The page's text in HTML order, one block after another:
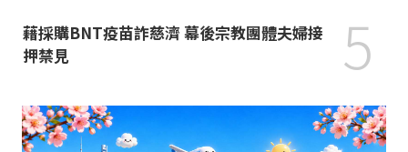
藉採購BNT疫苗詐慈濟 幕後宗教團體夫婦接
押禁見
5